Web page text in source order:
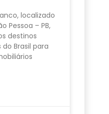
localizado
Pessoa – PB,
destinos
Brasil para